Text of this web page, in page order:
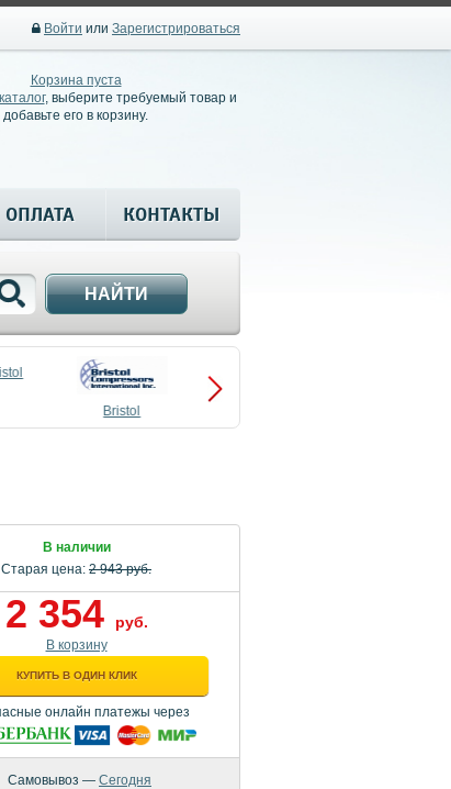
Войти или Зарегистрироваться
Корзина пуста
каталог, выберите требуемый товар и
добавьте его в корзину.
ОПЛАТА КОНТАКТЫ
НАЙТИ
Bristol
Compressors
В наличии
Старая цена: 2 943 руб.
2 354 руб.
В корзину
КУПИТЬ В ОДИН КЛИК
онлайн платежы через
Самовывоз — Сегодня